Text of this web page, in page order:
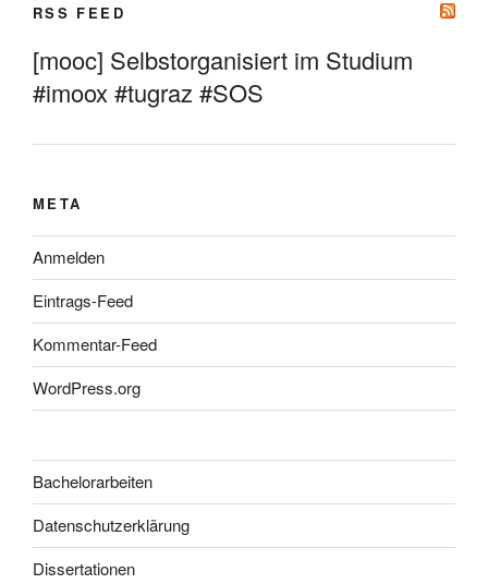
RSS FEED
[mooc] Selbstorganisiert im Studium
#imoox #tugraz #SOS
META
Anmelden
Eintrags-Feed
Kommentar-Feed
WordPress.org
Bachelorarbeiten
Datenschutzerklärung
Dissertationen